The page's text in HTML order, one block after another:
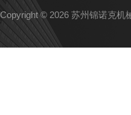
Copyright © 2026 苏州锦诺克机